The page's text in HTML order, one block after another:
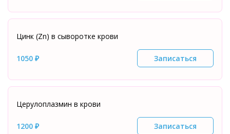
Цинк (Zn) в сыворотке крови
1050 ₽ Записаться
Церулоплазмин в крови
1200 ₽ Записаться